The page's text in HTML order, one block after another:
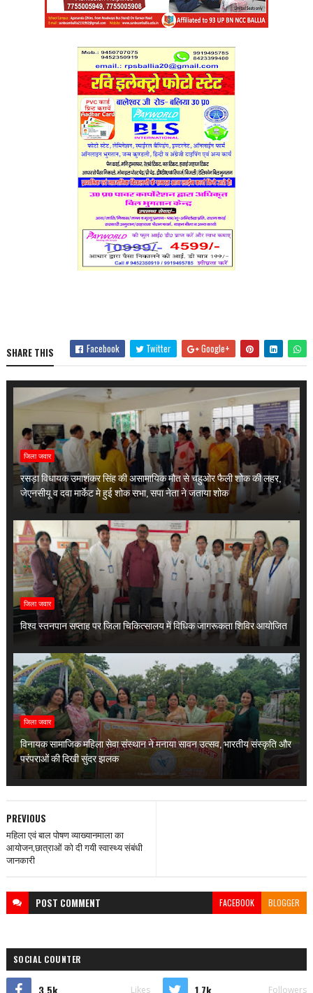
SHARE THIS Facebook Twitter Google+
जिला जवार
रसड़ा विधायक उमाशंकर सिंह की असामायिक मौत से चहुओर फैली शोक की लहर,
जेएनसीयू व दवा मार्केट मे हुई शोक सभा, सपा नेता ने जताया शोक
जिला जवार
विश्व स्तनपान सप्ताह पर जिला चिकित्सालय में विधिक जागरूकता शिविर आयोजित
जिला जवार
विनायक सामाजिक महिला सेवा संस्थान ने मनाया सावन उत्सव, भारतीय संस्कृति और
परंपराओं की दिखी सुंदर झलक
PREVIOUS
महिला एवं बाल पोषण व्याख्यानमाला का
आयोजन,छात्राओं को दी गयी स्वास्थ्य संबंधी
जानकारी
POST COMMENT FACEBOOK BLOGGER
SOCIAL COUNTER
3.5k Likes 1.7k Followers